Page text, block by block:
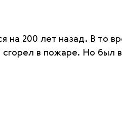
на 200 лет назад. В то
в пожаре. Но был